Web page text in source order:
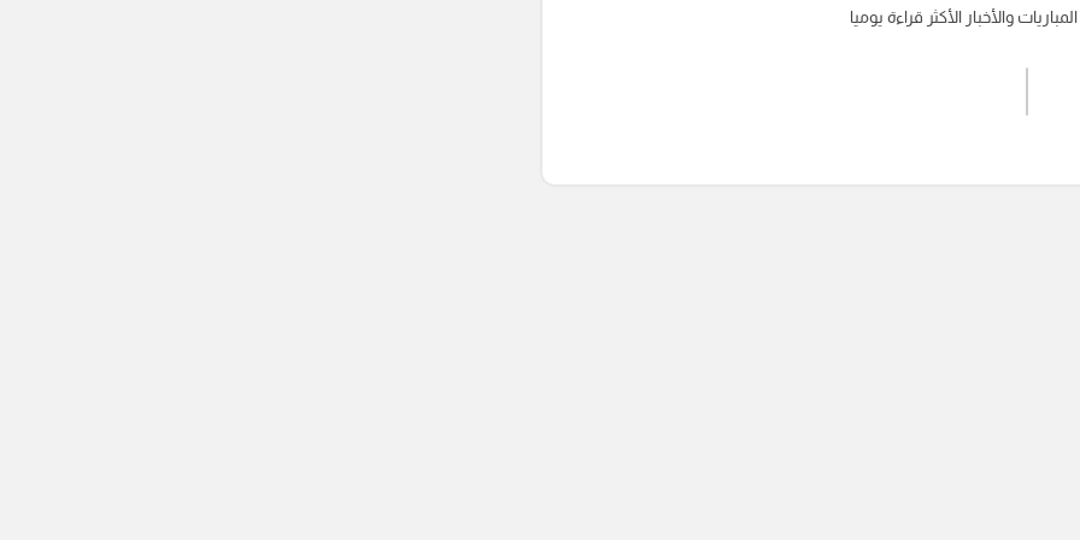
والأخبار الأكثر قراءة يوميا